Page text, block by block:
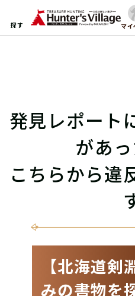
探す マイ
発見レポート
があ
こちらから違
【北海道剣
みの書物を